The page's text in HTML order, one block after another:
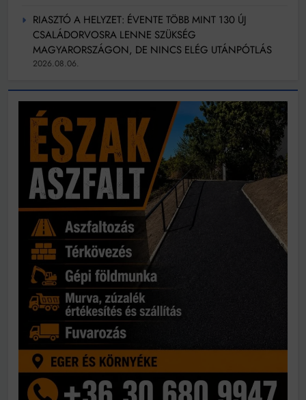
RIASZTÓ A HELYZET: ÉVENTE TÖBB MINT 130 ÚJ
CSALÁDORVOSRA LENNE SZÜKSÉG
MAGYARORSZÁGON, DE NINCS ELÉG UTÁNPÓTLÁS
2026.08.06.